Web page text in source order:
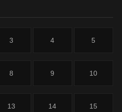
3 4 5
8 9 10
13 14 15